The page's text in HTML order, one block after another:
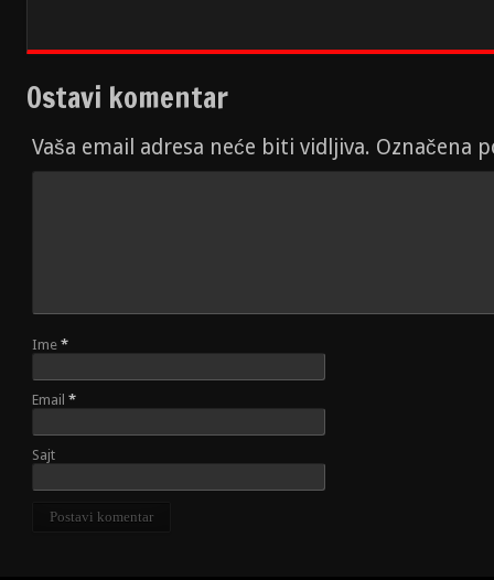
Ostavi komentar
Vaša email adresa neće biti vidljiva. Označena
Ime *
Email *
Sajt